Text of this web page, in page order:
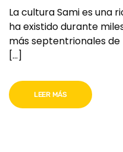
La cultura Sami es una
ha existido durante
más septentrionales
[…]
LEER MÁS